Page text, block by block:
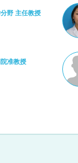
野 主任教授
准教授